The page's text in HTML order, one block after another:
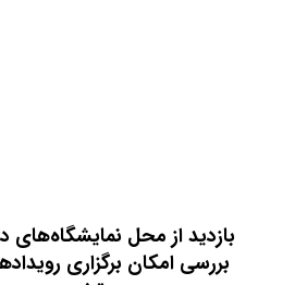
بازدید از محل نمایشگاه‌های
بررسی امکان برگزاری